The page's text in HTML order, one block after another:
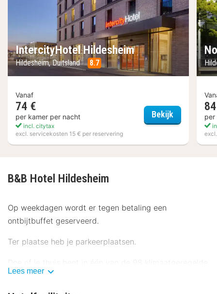
IntercityHotel Hildesheim
Hildesheim, Duitsland 8.7
Vanaf
74 €
per kamer per nacht
incl. citytax
excl. servicekosten 15 € per reservering
Bekijk per
B&B Hotel Hildesheim
Op weekdagen wordt er tegen betaling een
ontbijtbuffet geserveerd.
Ter plaatse heb je parkeerplaatsen.
kamers met een flatscreentelevisie. Er is gratis wifi op
Lees meer